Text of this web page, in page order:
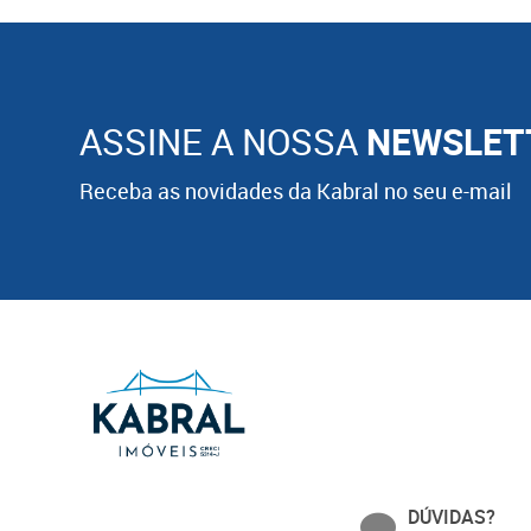
ASSINE A NOSSA
Receba as novidades da Kabral no seu e-mail
DÚVIDAS?